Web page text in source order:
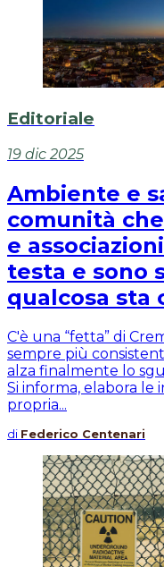
Editoriale
19 dic 2025
Ambiente e
comunità
e
testa e sono
qualcosa sta
C'è una “fetta” di
sempre più
alza finalmente lo
Si informa, elabora le
propria...
di Federico Centenari